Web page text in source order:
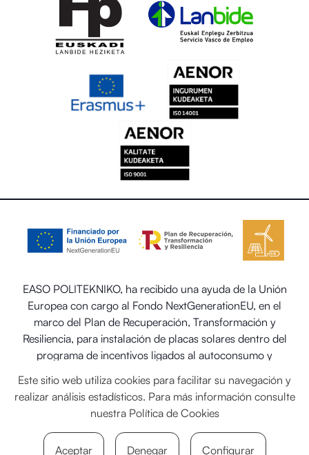
EASO POLITEKNIKO, ha recibido una ayuda de la Unión
Europea con cargo al Fondo NextGenerationEU, en el
marco del Plan de Recuperación, Transformación y
Resiliencia, para instalación de placas solares dentro del
programa de incentivos ligados al autoconsumo y
como la implantación de sistemas térmicos renovables en
el sector residencial del Ministerio para la Transición
Ecológica y el Reto Demográfico.
Este sitio web utiliza cookies para facilitar su navegación y
realizar análisis estadísticos. Para más información consulte
nuestra Política de Cookies
Aceptar Denegar Configurar